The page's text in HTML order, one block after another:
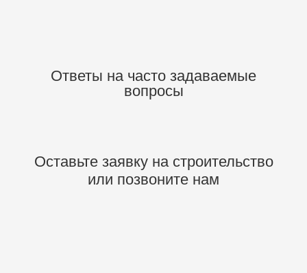
Ответы на часто задаваемые
вопросы
Оставьте заявку на строительство
или позвоните нам